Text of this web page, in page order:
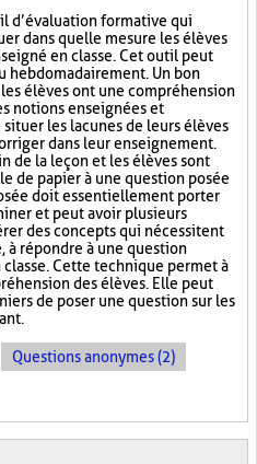
d’évaluation formative qui
dans quelle mesure les élèves
en classe. Cet outil peut
Un bon
élèves ont une compréhension
notions enseignées et
les lacunes de leurs élèves
dans leur enseignement.
de la leçon et les élèves sont
de papier à une question posée
doit essentiellement porter
et peut avoir plusieurs
des concepts qui nécessitent
à répondre à une question
Cette technique permet à
des élèves. Elle peut
de poser une question sur les
Questions anonymes (2)